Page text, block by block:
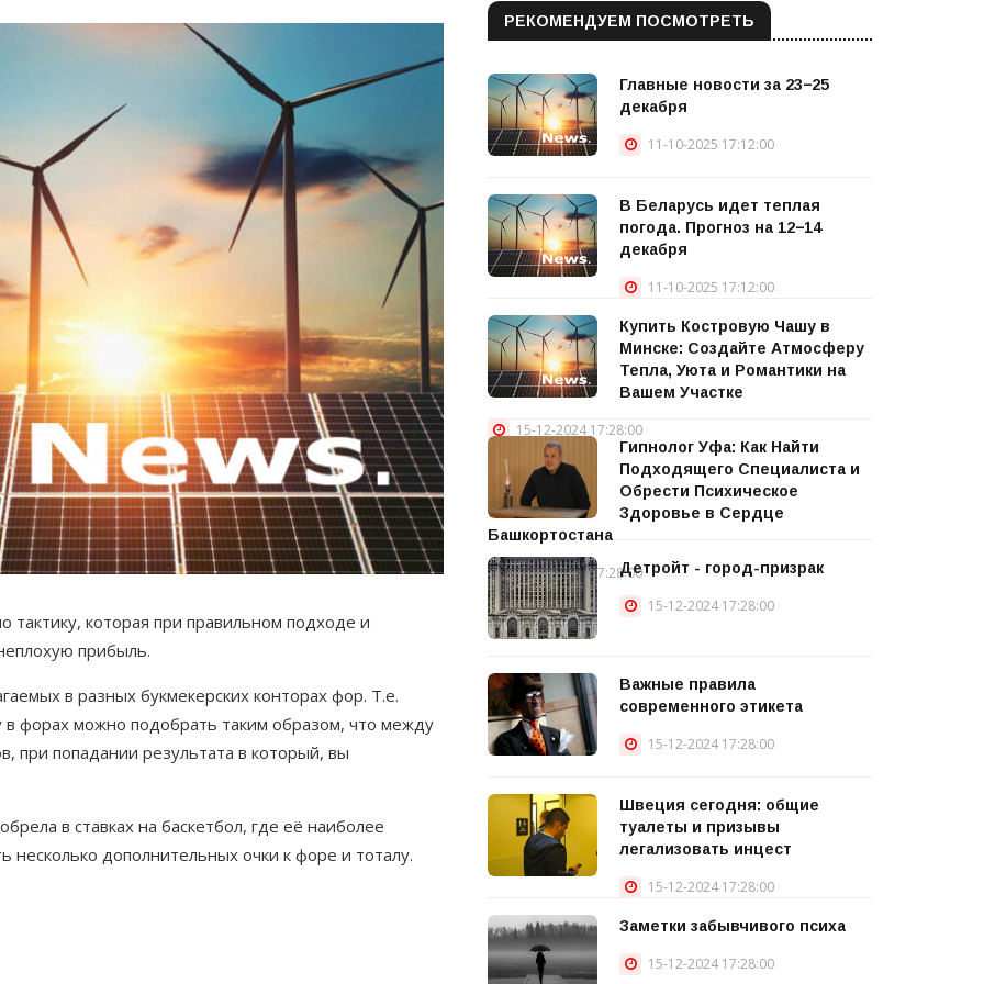
тактику, которая при правильном подходе и
прибыль.
в разных букмекерских конторах фор. Т.е.
в форах можно подобрать таким образом, что между
при попадании результата в который, вы
в ставках на баскетбол, где её наиболее
несколько дополнительных очки к форе и тоталу.
РЕКОМЕНДУЕМ ПОСМОТРЕТЬ
Главные новости за 23−25
декабря
11-10-2025 17:12:00
В Беларусь идет теплая
погода. Прогноз на 12−14
декабря
11-10-2025 17:12:00
Купить Костровую Чашу в
Минске: Создайте Атмосферу
Тепла, Уюта и Романтики на
Вашем Участке
15-12-2024 17:28:00
Гипнолог Уфа: Как Найти
Подходящего Специалиста и
Обрести Психическое
Здоровье в Сердце
Башкортостана
15-12-2024 17:28:00Детройт - город-призрак
15-12-2024 17:28:00
Важные правила
современного этикета
15-12-2024 17:28:00
Швеция сегодня: общие
туалеты и призывы
легализовать инцест
15-12-2024 17:28:00
Заметки забывчивого психа
15-12-2024 17:28:00